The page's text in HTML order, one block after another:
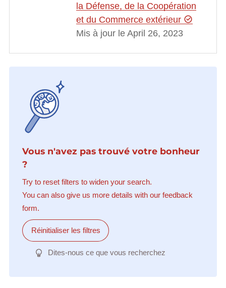
la Défense, de la Coopération
et du Commerce extérieur
Mis à jour le April 26, 2023
Vous n'avez pas trouvé votre bonheur
?
Try to reset filters to widen your search.
You can also give us more details with our feedback
form.
Réinitialiser les filtres
Dites-nous ce que vous recherchez